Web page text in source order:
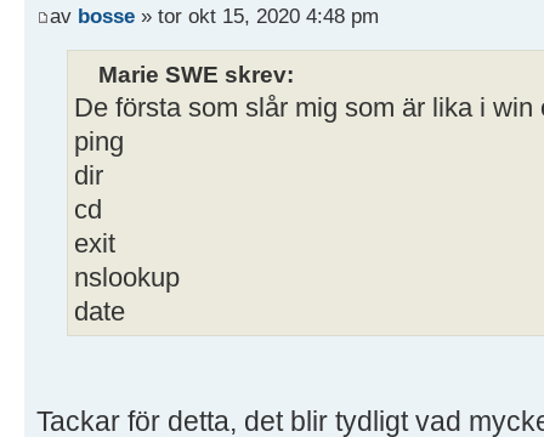
av bosse » tor okt 15, 2020 4:48 pm
Marie SWE skrev:
De första som slår mig som är lika i win
ping
dir
cd
exit
nslookup
date
Tackar för detta, det blir tydligt vad